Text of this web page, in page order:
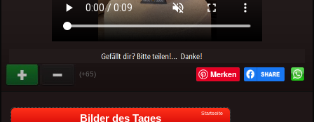
(+65) Merken
Bilder des Tages Startseite